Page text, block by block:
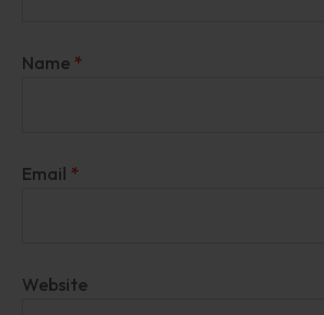
Name *
Email *
Website